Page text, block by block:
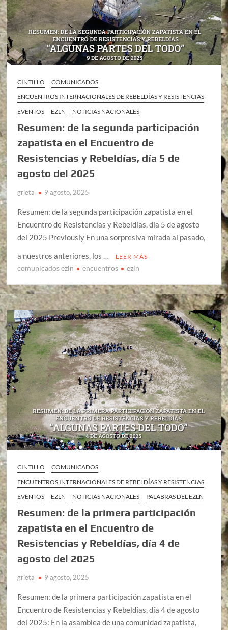
CINTILLO
COMUNICADOS
ENCUENTROS INTERNACIONALES DE REBELDÍAS Y RESISTENCIAS
EVENTOS
EZLN NOTICIAS NACIONALES
Resumen: de la segunda participación
zapatista en el Encuentro de
Resistencias y Rebeldías, día 5 de
agosto del 2025
grieta 9 agosto, 2025
Resumen: de la segunda participación zapatista en el
Encuentro de Resistencias y Rebeldías, día 5 de agosto
del 2025 Previously En una sorpresiva mirada al pasado,
a nuestros anteriores, los …
LEER MÁS
comunicados ezln encuentros ezln
CINTILLO
COMUNICADOS
ENCUENTROS INTERNACIONALES DE REBELDÍAS Y RESISTENCIAS
EVENTOS
EZLN NOTICIAS NACIONALES PALABRAS DEL EZLN
Resumen: de la primera participación
zapatista en el Encuentro de
Resistencias y Rebeldías, día 4 de
agosto del 2025
grieta 9 agosto, 2025
Resumen: de la primera participación zapatista en el
Encuentro de Resistencias y Rebeldías, día 4 de agosto
del 2025: En la asamblea de una comunidad zapatista,